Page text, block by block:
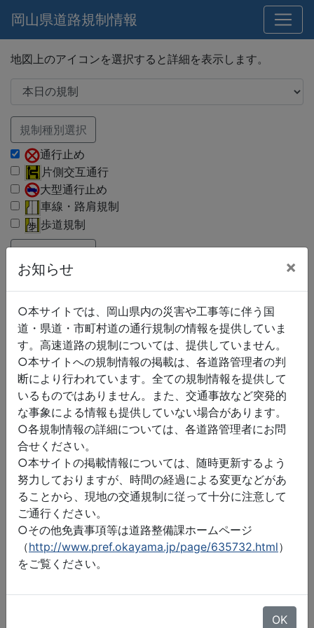
岡山県道路規制情報
お知らせ ×
○本サイトでは、岡山県内の災害や工事等に伴う国
道・県道・市町村道の通行規制の情報を提供していま
す。高速道路の規制については、提供していません。
○本サイトへの規制情報の掲載は、各道路管理者の判
断により行われています。全ての規制情報を提供して
いるものではありません。また、交通事故など突発的
な事象による情報も提供していない場合があります。
○各規制情報の詳細については、各道路管理者にお問
合せください。
○本サイトの掲載情報については、随時更新するよう
努力しておりますが、時間の経過による変更などがあ
ることから、現地の交通規制に従って十分に注意して
ご通行ください。
○その他免責事項等は道路整備課ホームページ
（http://www.pref.okayama.jp/page/635732.html）
をご覧ください。
OK
地図上のアイコンを選択すると詳細を表示します。
規制種別選択
通行止め
片側交互通行
大型通行止め
車線・路肩規制
歩道規制
路線種別選択
国道
県道
市町村道
地図データ©2026 ZENRIN